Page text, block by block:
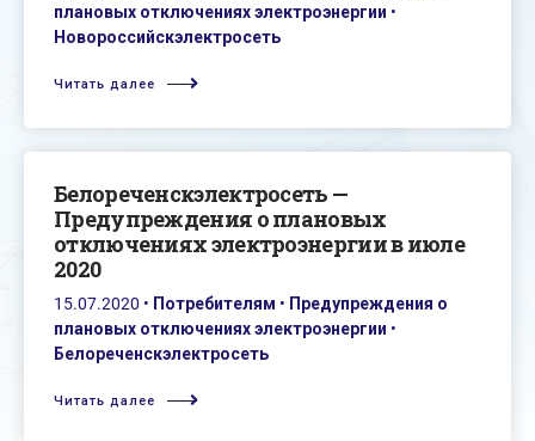
плановых отключениях электроэнергии •
Новороссийскэлектросеть
Читать далее
Белореченскэлектросеть —
Предупреждения о плановых
отключениях электроэнергии в июле
2020
15.07.2020 • Потребителям • Предупреждения о
плановых отключениях электроэнергии •
Белореченскэлектросеть
Читать далее